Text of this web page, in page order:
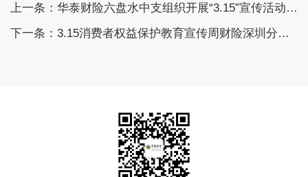
上一条：华泰财险六盘水中支组织开展“3.15”宣传活动进社区活动
下一条：3.15消费者权益保护教育宣传周财险深圳分公司一直在行动